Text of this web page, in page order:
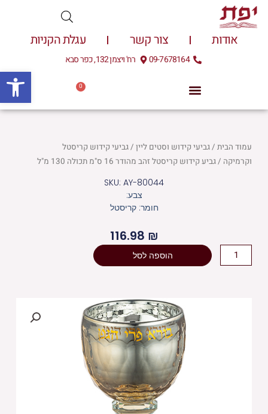
דילוג
לתוכן
אודות צור קשר עגלת הקניות
09-7678164 רח' ויצמן 132, כפר סבא
0
עגלת
עמוד הבית/גביעי קידוש וסטים ליין/גביעי קידוש קריסטל
וקרמיקה / גביע קידוש קריסטל זהב מהודר 16 ס"מ תכולה 130 מ"ל
SKU: AY-80044
צבע:
חומר: קריסטל
116.98 ₪
כמות
של
הוספה לסל